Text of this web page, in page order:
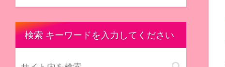
検索 キーワードを入力してください